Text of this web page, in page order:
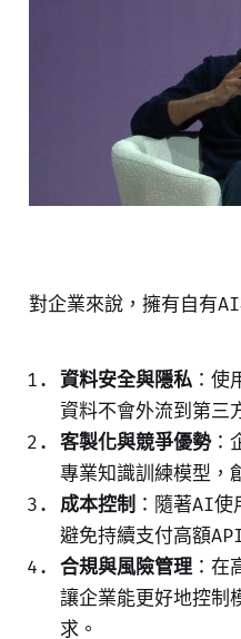
對企業來說，擁有自有
資料安全與隱私：使
資料不會外流到第三
客製化與競爭優勢：
專業知識訓練模型，
成本控制：隨著AI使
避免持續支付高額
合規與風險管理：在
讓企業能更好地控制
求。